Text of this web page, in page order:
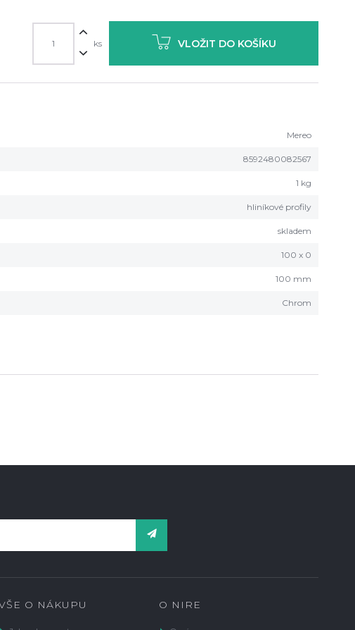
ks VLOŽIT DO KOŠÍKU
Mereo
8592480082567
1 kg
hliníkové profily
skladem
100 x 0
100 mm
Chrom
O NÁKUPU O NIRE